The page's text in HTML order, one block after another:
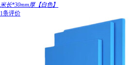
米长*30mm厚【白色】
1条评价